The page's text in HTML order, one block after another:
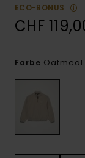
ECO-BONUS
CHF
Farbe Oatmeal